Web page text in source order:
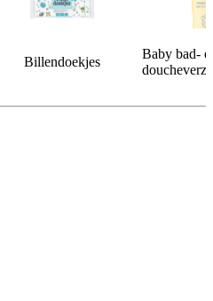
Billendoekjes
Baby bad-